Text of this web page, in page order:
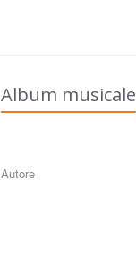
Album musicale
Autore